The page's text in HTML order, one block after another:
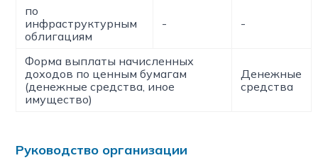
по
инфраструктурным
облигациям
- -
Форма выплаты начисленных
доходов по ценным бумагам
(денежные средства, иное
имущество)
Денежные
средства
Руководство организации